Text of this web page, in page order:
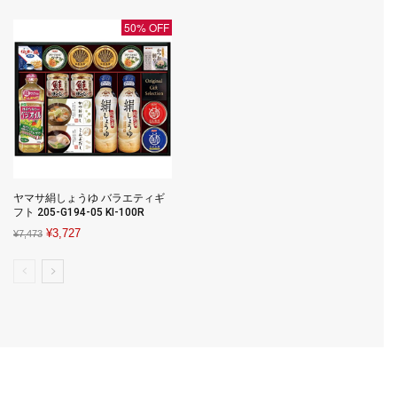
50% OFF
ヤマサ絹しょうゆ バラエティギ
フト 205-G194-05 KI-100R
¥7,473 Original
was:
¥3,727Current